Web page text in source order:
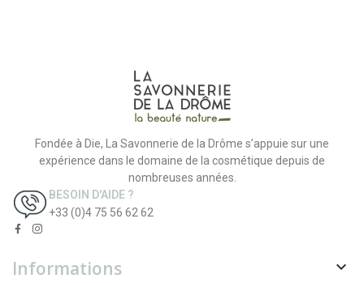
Fondée à Die, La Savonnerie de la Drôme s’appuie sur une
expérience dans le domaine de la cosmétique depuis de
nombreuses années.
BESOIN D'AIDE ?
+33 (0)4 75 56 62 62
Informations 